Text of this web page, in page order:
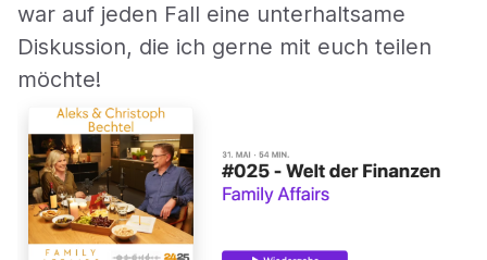
war auf jeden Fall eine unterhaltsame
Diskussion, die ich gerne mit euch teilen
möchte!